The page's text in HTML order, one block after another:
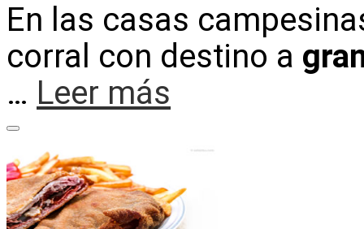
En las casas
corral con destino a
… Leer más